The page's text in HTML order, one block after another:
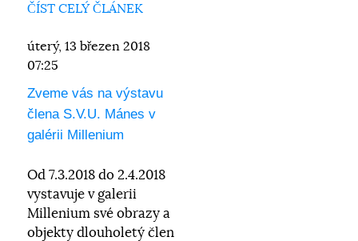
ČÍST CELÝ ČLÁNEK
úterý, 13 březen 2018
07:25
Zveme vás na výstavu
člena S.V.U. Mánes v
galérii Millenium
Od 7.3.2018 do 2.4.2018
vystavuje v galerii
Millenium své obrazy a
objekty dlouholetý člen